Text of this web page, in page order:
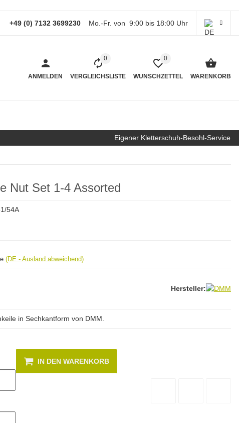
+49 (0) 7132 3699230 Mo.-Fr. von 9:00 bis 18:00 Uhr
ANMELDEN
0
VERGLEICHSLISTE
0
WUNSCHZETTEL WARENKORB
Eigener Kletterschuh-Besohl-Service
Nut Set 1-4 Assorted
54A
(DE - Ausland abweichend)
Hersteller:
in Sechkantform von DMM.
IN DEN WARENKORB